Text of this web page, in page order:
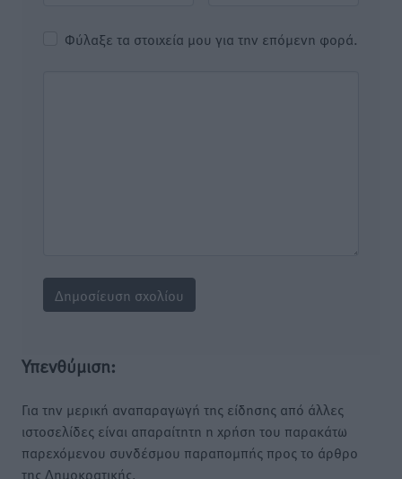
Φύλαξε τα στοιχεία μου για την επόμενη φορά.
Υπενθύμιση:
Για την μερική αναπαραγωγή της είδησης από άλλες
ιστοσελίδες είναι απαραίτητη η χρήση του παρακάτω
παρεχόμενου συνδέσμου παραπομπής προς το άρθρο
της Δημοκρατικής.